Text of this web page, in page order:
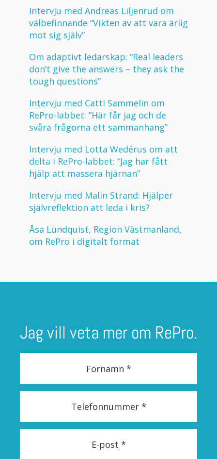
Intervju med Andreas Liljenrud om
välbefinnande “Vikten av att vara ärlig
mot sig själv”
Om adaptivt ledarskap: “Real leaders
don’t give the answers – they ask the
tough questions”
Intervju med Catti Sammelin om
RePro-labbet: ”Här får jag och de
svåra frågorna ett sammanhang”
Intervju med Lotta Wedérus om att
delta i RePro-labbet: “Jag har fått
hjälp att massera hjärnan”
Intervju med Malin Strand: Hjälper
självreflektion att leda i kris?
Åsa Lundquist, Region Västmanland,
om RePro i digitalt format
Jag vill veta mer om RePro.